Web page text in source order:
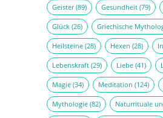
Geister(89) Gesundheit(79)
Glück(26) Griechische
Heilsteine(28) Hexen (28)
Lebenskraft(29) Liebe(41)
Magie(34) Meditation (124)
Mythologie(82) Naturrituale